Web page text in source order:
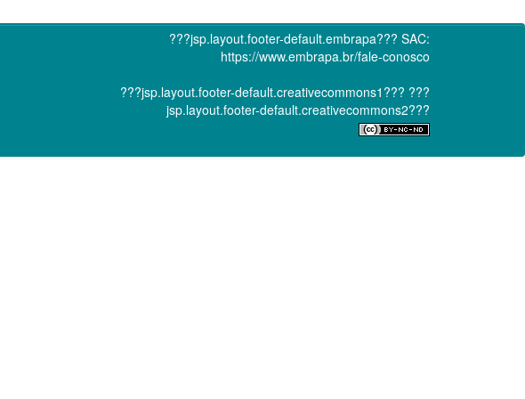
???jsp.layout.footer-default.embrapa??? SAC:
https://www.embrapa.br/fale-conosco
???jsp.layout.footer-default.creativecommons1??? ???
jsp.layout.footer-default.creativecommons2???